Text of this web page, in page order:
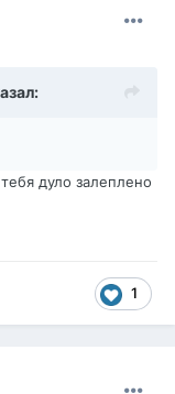
дуло залеплено
1